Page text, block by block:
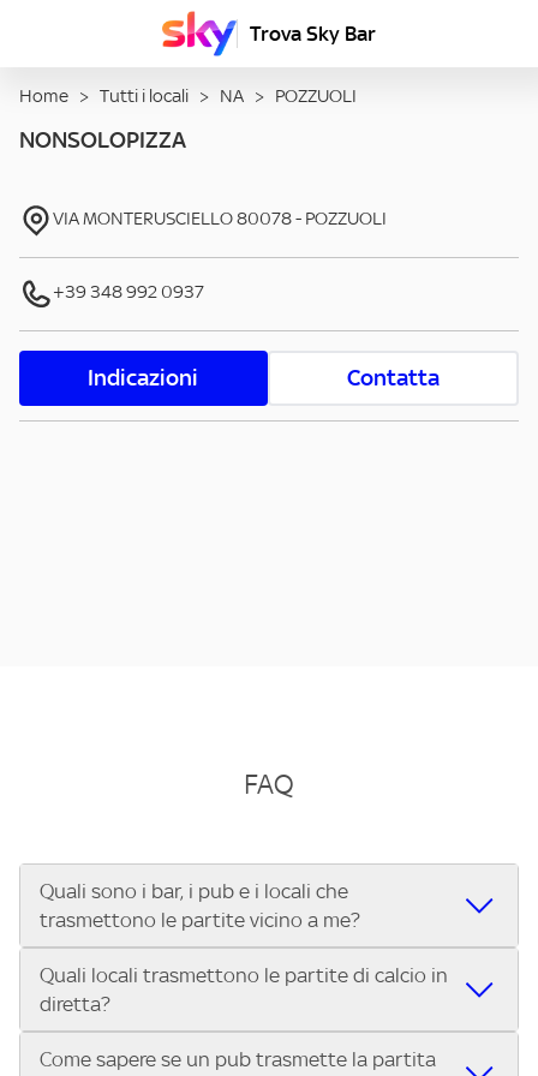
Trova Sky Bar
Home > Tutti i locali > NA > POZZUOLI
NONSOLOPIZZA
VIA MONTERUSCIELLO80078- POZZUOLI
+39 348 992 0937
Indicazioni Contatta
FAQ
Quali sono i bar, i pub e i locali che
trasmettono le partite vicino a me?
Se cerchi un bar, pub, ristorante o locale vicino a te per
vedere le partite di Serie A ENILIVE, la Serie C Sky Wifi, la
UEFA Champions League, la UEFA Europa League, la UEFA
Conference League, il Tennis, la Formula 1®, la MotoGP™ e
Quali locali trasmettono le partite di calcio in
diretta?
Vuoi sapere quali bar, pub o ristoranti mostrano le partite
Come sapere se un pub trasmette la partita